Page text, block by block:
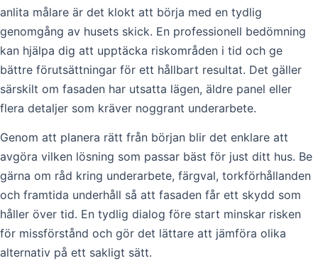
anlita målare är det klokt att börja med en tydlig
genomgång av husets skick. En professionell bedömning
kan hjälpa dig att upptäcka riskområden i tid och ge
bättre förutsättningar för ett hållbart resultat. Det gäller
särskilt om fasaden har utsatta lägen, äldre panel eller
flera detaljer som kräver noggrant underarbete.
Genom att planera rätt från början blir det enklare att
avgöra vilken lösning som passar bäst för just ditt hus. Be
gärna om råd kring underarbete, färgval, torkförhållanden
och framtida underhåll så att fasaden får ett skydd som
håller över tid. En tydlig dialog före start minskar risken
för missförstånd och gör det lättare att jämföra olika
alternativ på ett sakligt sätt.